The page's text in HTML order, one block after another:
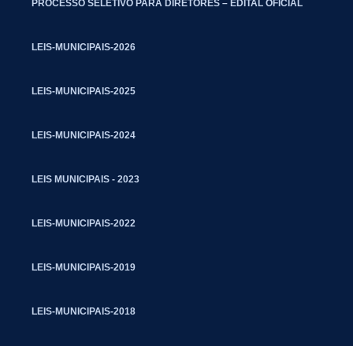
PROCESSO SELETIVO PARA DIRETORES – EDITAL OFICIAL
LEIS-MUNICIPAIS-2026
LEIS-MUNICIPAIS-2025
LEIS-MUNICIPAIS-2024
LEIS MUNICIPAIS - 2023
LEIS-MUNICIPAIS-2022
LEIS-MUNICIPAIS-2019
LEIS-MUNICIPAIS-2018